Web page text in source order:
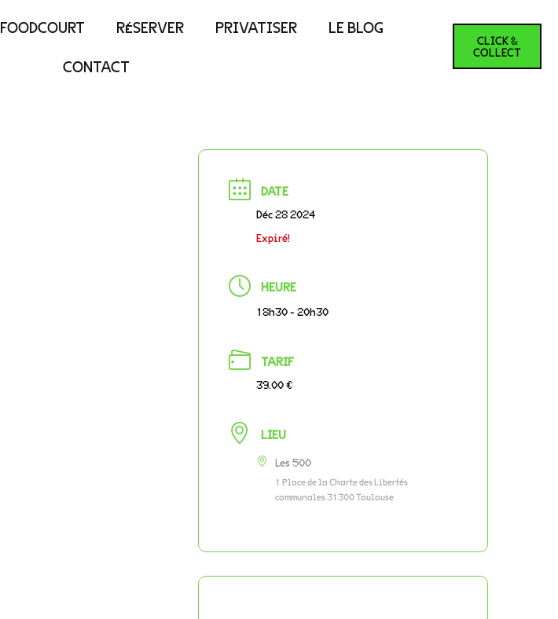
FOODCOURT RÉSERVER PRIVATISER LE BLOG
CONTACT
CLICK &
COLLECT
DATE
Déc 28 2024
Expiré!
HEURE
18h30 - 20h30
TARIF
39.00 €
LIEU
Les 500
1 Place de la Charte des Libertés
communales 31300 Toulouse